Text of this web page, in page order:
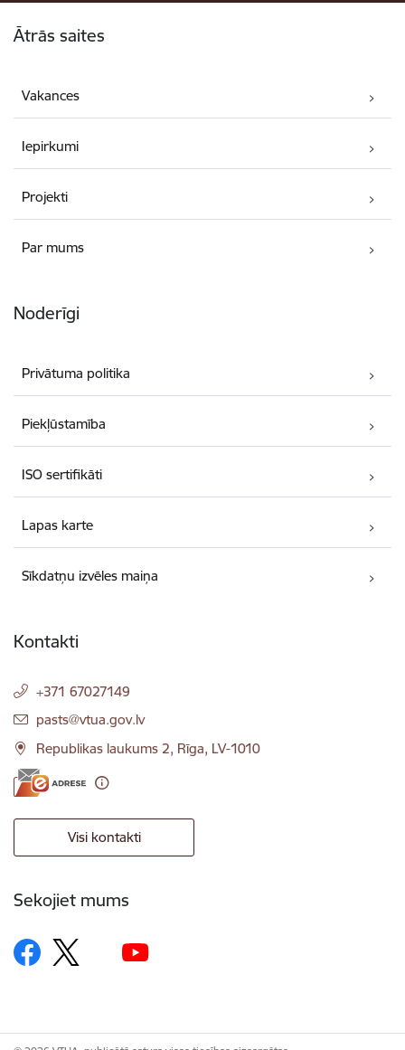
Ātrās saites
Vakances
Iepirkumi
Projekti
Par mums
Noderīgi
Privātuma politika
Piekļūstamība
ISO sertifikāti
Lapas karte
Sīkdatņu izvēles maiņa
Kontakti
+371 67027149
E-pasts:
pasts@vtua.gov.lv
Republikas laukums 2, Rīga, LV-1010
Visi kontakti
Sekojiet mums